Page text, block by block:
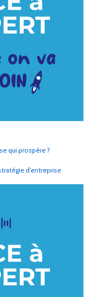
qui prospère ?
d'entreprise